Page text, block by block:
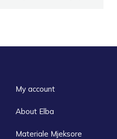
My account
About Elba
Materiale Mjeksore